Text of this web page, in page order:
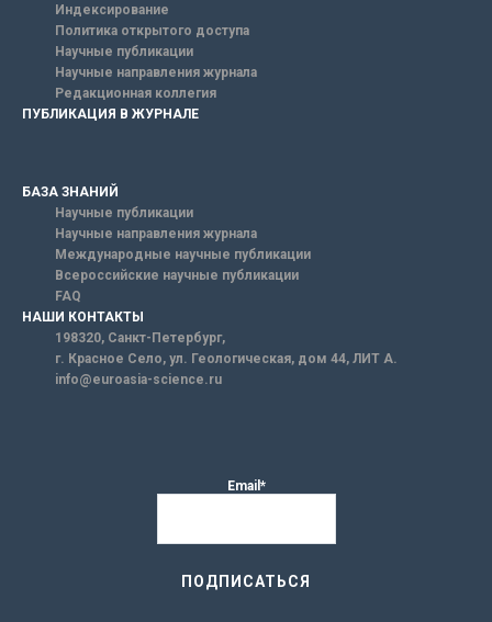
Индексирование
Политика открытого доступа
Научные публикации
Научные направления журнала
Редакционная коллегия
ПУБЛИКАЦИЯ В ЖУРНАЛЕ
БАЗА ЗНАНИЙ
Научные публикации
Научные направления журнала
Международные научные публикации
Всероссийские научные публикации
FAQ
НАШИ КОНТАКТЫ
198320, Санкт-Петербург,
г. Красное Село, ул. Геологическая, дом 44, ЛИТ А.
info@euroasia-science.ru
Email*